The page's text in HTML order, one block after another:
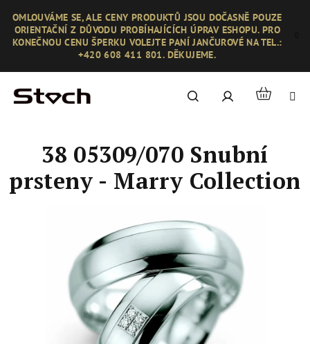
obsah
OMLOUVÁME SE, ALE CENY PRODUKTŮ JSOU DOČASNĚ POUZE
ORIENTAČNÍ Z DŮVODU PROBÍHAJÍCÍCH ÚPRAV ESHOPU. PRO
KONEČNOU CENU ŠPERKU VOLEJTE PANÍ JANČUROVÉ NA TEL.:
+420 608 411 801. DĚKUJEME.
Hledat PřihlášeníNákupní
38 05309/070 Snubní
prsteny - Marry Collection